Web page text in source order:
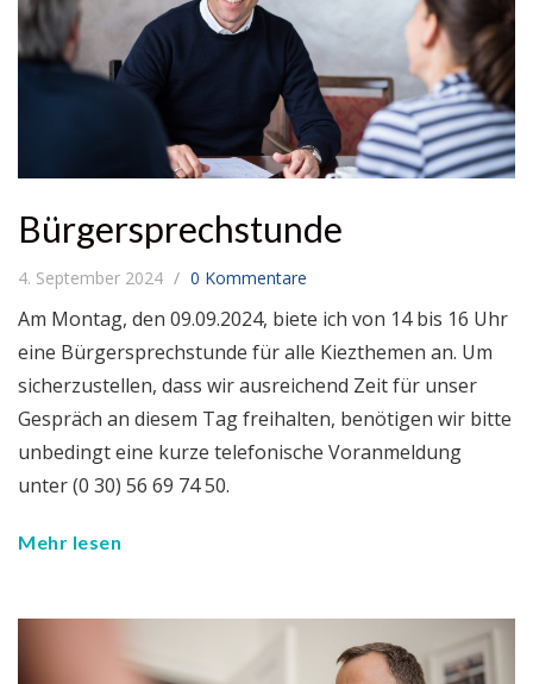
Bürgersprechstunde
4. September 2024 0 Kommentare
Am Montag, den 09.09.2024, biete ich von 14 bis 16 Uhr
eine Bürgersprechstunde für alle Kiezthemen an. Um
sicherzustellen, dass wir ausreichend Zeit für unser
Gespräch an diesem Tag freihalten, benötigen wir bitte
unbedingt eine kurze telefonische Voranmeldung
unter (0 30) 56 69 74 50.
Mehr lesen